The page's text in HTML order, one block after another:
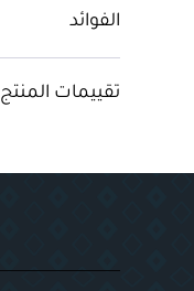
الفوائد
تقييمات المنتج